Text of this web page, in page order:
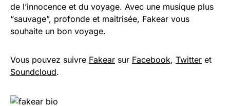
de l’innocence et du voyage. Avec une musique plus
“sauvage”, profonde et maitrisée, Fakear vous
souhaite un bon voyage.
Vous pouvez suivre Fakear sur Facebook, Twitter et
Soundcloud.